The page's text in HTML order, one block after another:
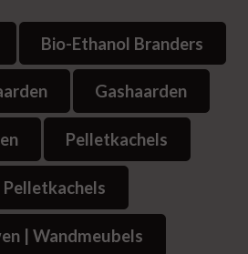
Bio-Ethanol Branders
Gashaarden
Pelletkachels
Pelletkachels
| Wandmeubels